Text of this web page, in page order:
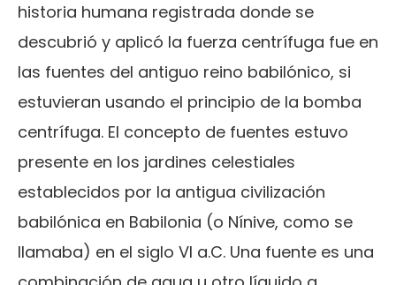
historia humana registrada donde se
descubrió y aplicó la fuerza centrífuga fue en
las fuentes del antiguo reino babilónico, si
estuvieran usando el principio de la bomba
centrífuga. El concepto de fuentes estuvo
presente en los jardines celestiales
establecidos por la antigua civilización
babilónica en Babilonia (o Nínive, como se
llamaba) en el siglo VI a.C. Una fuente es una